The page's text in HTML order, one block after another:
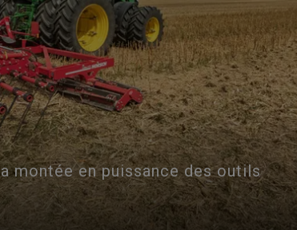
montée en puissance des outils